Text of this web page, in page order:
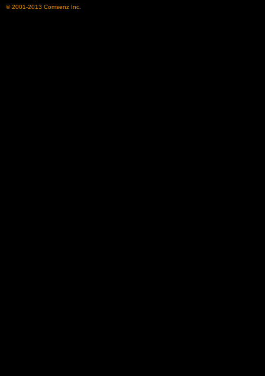
© 2001-2013 Comsenz Inc.